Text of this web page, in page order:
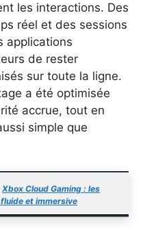
les interactions. Des
réel et des sessions
applications
de rester
sur toute la ligne.
a été optimisée
accrue, tout en
simple que
Xbox Cloud Gaming : les
et immersive